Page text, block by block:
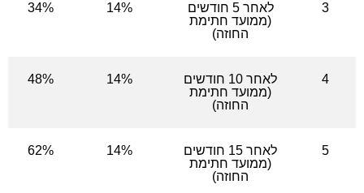
3
לאחר 5 חודשים
(ממועד חתימת
החוזה)
14%
34%
4
לאחר 10 חודשים
(ממועד חתימת
החוזה)
14%
48%
5
לאחר 15 חודשים
(ממועד חתימת
החוזה)
14%
62%